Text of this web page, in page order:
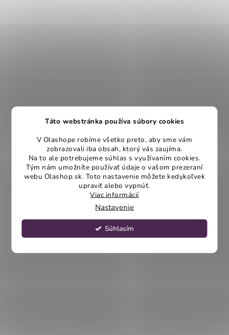
Táto webstránka používa súbory cookies
V Olashope robíme všetko preto, aby sme vám
zobrazovali iba obsah, ktorý vás zaujíma.
Na to ale potrebujeme súhlas s využívaním cookies.
Tým nám umožníte používať údaje o vašom prezeraní
webu Olashop.sk. Toto nastavenie môžete kedykoľvek
upraviť alebo vypnúť.
Viac informácií
Nastavenie
Súhlasím